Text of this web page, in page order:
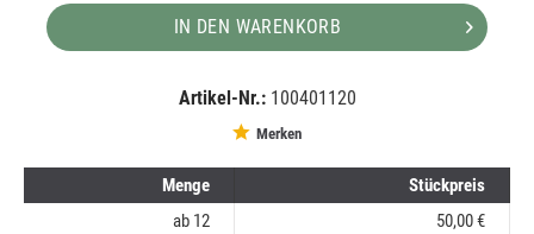
IN DEN WARENKORB
Artikel-Nr.: 100401120
Merken
Menge
Stückpreis
ab 12 50,00 €